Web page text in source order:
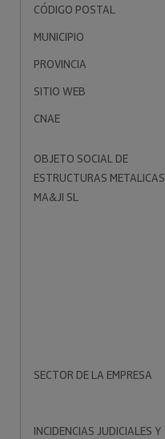
CÓDIGO POSTAL
MUNICIPIO
PROVINCIA
SITIO WEB
CNAE
OBJETO SOCIAL DE
ESTRUCTURAS METALICAS
MA&JI SL
SECTOR DE LA EMPRESA
INCIDENCIAS JUDICIALES Y